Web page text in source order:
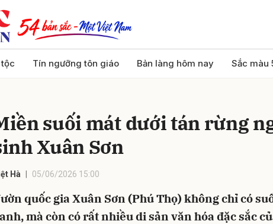
Tín ngưỡng tôn giáo Bản làng hôm nay Sắc màu
suối mát dưới tán rừng
Xuân Sơn
Hà 05/06/2026 15:00
quốc gia Xuân Sơn (Phú Thọ) không chỉ có
mà còn có rất nhiều di sản văn hóa đặc sắc
Gửi bình luận